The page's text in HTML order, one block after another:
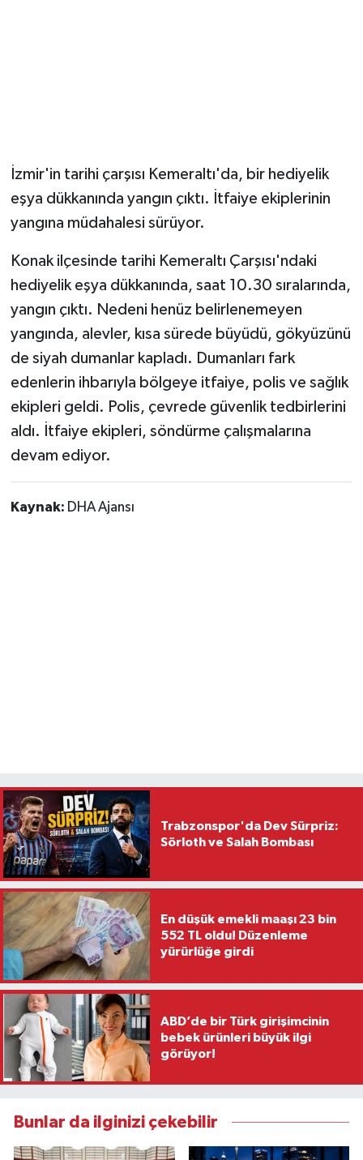
İzmir'in tarihi çarşısı Kemeraltı'da, bir hediyelik
eşya dükkanında yangın çıktı. İtfaiye ekiplerinin
yangına müdahalesi sürüyor.
Konak ilçesinde tarihi Kemeraltı Çarşısı'ndaki
hediyelik eşya dükkanında, saat 10.30 sıralarında,
yangın çıktı. Nedeni henüz belirlenemeyen
yangında, alevler, kısa sürede büyüdü, gökyüzünü
de siyah dumanlar kapladı. Dumanları fark
edenlerin ihbarıyla bölgeye itfaiye, polis ve sağlık
ekipleri geldi. Polis, çevrede güvenlik tedbirlerini
aldı. İtfaiye ekipleri, söndürme çalışmalarına
devam ediyor.
Kaynak: DHA Ajansı
Trabzonspor'da Dev Sürpriz:
Sörloth ve Salah Bombası
En düşük emekli maaşı 23 bin
552 TL oldu! Düzenleme
yürürlüğe girdi
ABD’de bir Türk girişimcinin
bebek ürünleri büyük ilgi
görüyor!
Bunlar da ilginizi çekebilir
Sağlık
Seri İlan
Sokak Hayvanlarını Sahiplendirme
Sonsöz Özel
Spor
Vasıta
Yaşam